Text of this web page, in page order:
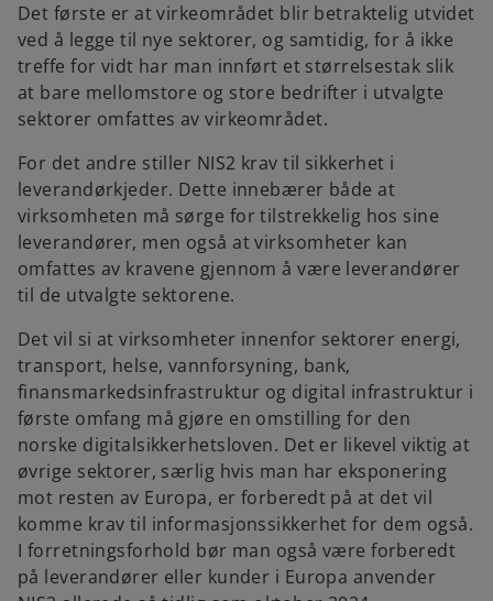
Det første er at virkeområdet blir betraktelig utvidet
ved å legge til nye sektorer, og samtidig, for å ikke
treffe for vidt har man innført et størrelsestak slik
at bare mellomstore og store bedrifter i utvalgte
sektorer omfattes av virkeområdet.
For det andre stiller NIS2 krav til sikkerhet i
leverandørkjeder. Dette innebærer både at
virksomheten må sørge for tilstrekkelig hos sine
leverandører, men også at virksomheter kan
omfattes av kravene gjennom å være leverandører
til de utvalgte sektorene.
Det vil si at virksomheter innenfor sektorer energi,
transport, helse, vannforsyning, bank,
finansmarkedsinfrastruktur og digital infrastruktur i
første omfang må gjøre en omstilling for den
norske digitalsikkerhetsloven. Det er likevel viktig at
øvrige sektorer, særlig hvis man har eksponering
mot resten av Europa, er forberedt på at det vil
komme krav til informasjonssikkerhet for dem også.
I forretningsforhold bør man også være forberedt
på leverandører eller kunder i Europa anvender